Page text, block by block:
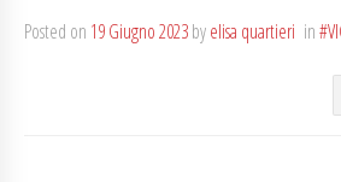
Posted on 19 Giugno 2023byelisa quartieri in